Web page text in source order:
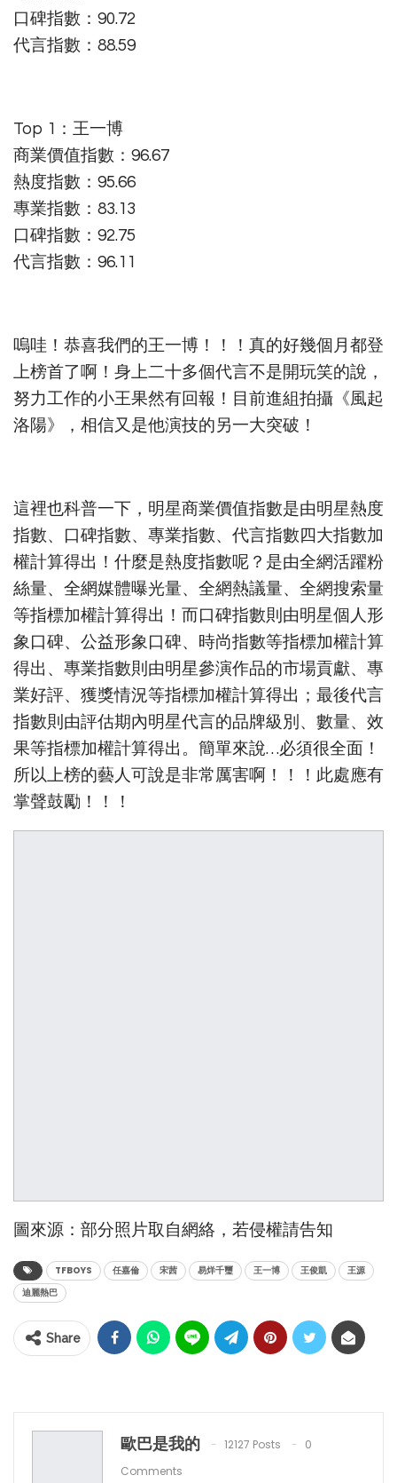
口碑指數：90.72
代言指數：88.59
Top 1：王一博
商業價值指數：96.67
熱度指數：95.66
專業指數：83.13
口碑指數：92.75
代言指數：96.11
嗚哇！恭喜我們的王一博！！！真的好幾個月都登
上榜首了啊！身上二十多個代言不是開玩笑的說，
努力工作的小王果然有回報！目前進組拍攝《風起
洛陽》，相信又是他演技的另一大突破！
這裡也科普一下，明星商業價值指數是由明星熱度
指數、口碑指數、專業指數、代言指數四大指數加
權計算得出！什麼是熱度指數呢？是由全網活躍粉
絲量、全網媒體曝光量、全網熱議量、全網搜索量
等指標加權計算得出！而口碑指數則由明星個人形
象口碑、公益形象口碑、時尚指數等指標加權計算
得出、專業指數則由明星參演作品的市場貢獻、專
業好評、獲獎情況等指標加權計算得出；最後代言
指數則由評估期內明星代言的品牌級別、數量、效
果等指標加權計算得出。簡單來說…必須很全面！
所以上榜的藝人可說是非常厲害啊！！！此處應有
掌聲鼓勵！！！
圖來源：部分照片取自網絡，若侵權請告知
TFBOYS 任嘉倫 宋茜 易烊千璽 王一博 王俊凱
王源
迪麗熱巴
Share
歐巴是我的 12127 Posts
0
Comments